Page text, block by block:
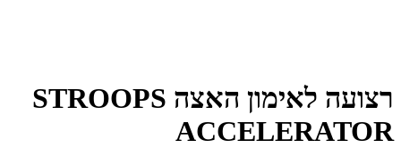
רצועה לאימון האצה STROOPS
ACCELERATOR